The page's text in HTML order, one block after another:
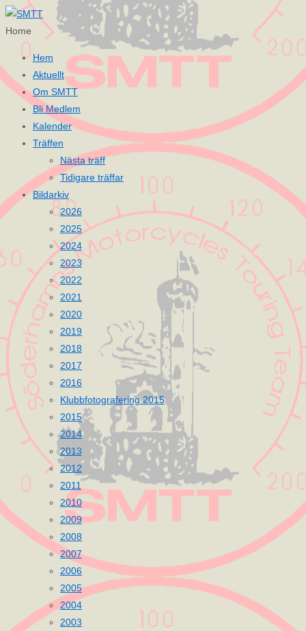
Home
Hem
Aktuellt
Om SMTT
Bli Medlem
Kalender
Träffen
Nästa träff
Tidigare träffar
Bildarkiv
2026
2025
2024
2023
2022
2021
2020
2019
2018
2017
2016
Klubbfotografering 2015
2015
2014
2013
2012
2011
2010
2009
2008
2007
2006
2005
2004
2003